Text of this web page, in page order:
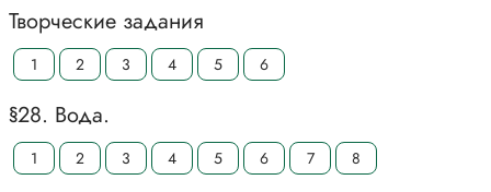
Творческие задания
1 2 3 4 5 6
§28. Вода.
1 2 3 4 5 6 7 8